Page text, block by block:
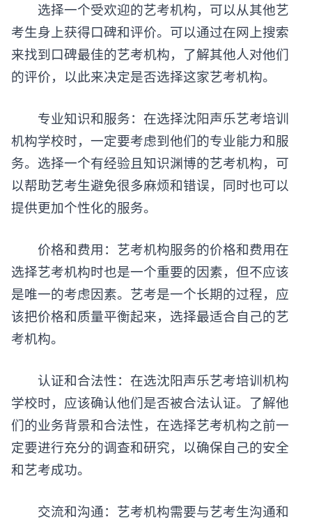
选择一个受欢迎的艺考机构，可以从其他艺
考生身上获得口碑和评价。可以通过在网上搜索
来找到口碑最佳的艺考机构，了解其他人对他们
的评价，以此来决定是否选择这家艺考机构。
专业知识和服务：在选择沈阳声乐艺考培训
机构学校时，一定要考虑到他们的专业能力和服
务。选择一个有经验且知识渊博的艺考机构，可
以帮助艺考生避免很多麻烦和错误，同时也可以
提供更加个性化的服务。
价格和费用：艺考机构服务的价格和费用在
选择艺考机构时也是一个重要的因素，但不应该
是唯一的考虑因素。艺考是一个长期的过程，应
该把价格和质量平衡起来，选择最适合自己的艺
考机构。
认证和合法性：在选沈阳声乐艺考培训机构
学校时，应该确认他们是否被合法认证。了解他
们的业务背景和合法性，在选择艺考机构之前一
定要进行充分的调查和研究，以确保自己的安全
和艺考成功。
交流和沟通：艺考机构需要与艺考生沟通和